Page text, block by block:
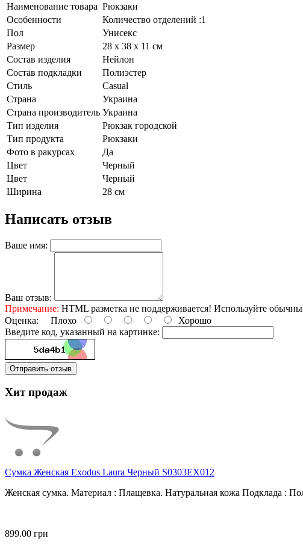
Наименование товара Рюкзаки
Особенности
Количество отделений :1
Пол
Унисекс
Размер
28 х 38 х 11 см
Состав изделия
Нейлон
Состав подкладки
Полиэстер
Стиль
Casual
Страна
Украина
Страна производитель Украина
Тип изделия
Рюкзак городской
Тип продукта
Рюкзаки
Фото в ракурсах
Да
Цвет
Черный
Цвет
Черный
Ширина
28 см
Написать отзыв
Ваше имя:
Ваш отзыв:
Примечание: HTML разметка не поддерживается! Используйте
Оценка: Плохо
Хорошо
Введите код, указанный на картинке:
Отправить отзыв
Хит продаж
Сумка Женская Exodus Laura Черный S0303EX012
Женская сумка. Материал : Плащевка. Натуральная кожа Подклада :
899.00 грн